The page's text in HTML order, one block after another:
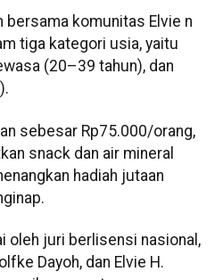
bersama komunitas Elvie n
tiga kategori usia, yaitu
(20–39 tahun), dan
sebesar Rp75.000/orang,
snack dan air mineral
hadiah jutaan
oleh juri berlisensi nasional,
Dayoh, dan Elvie H.